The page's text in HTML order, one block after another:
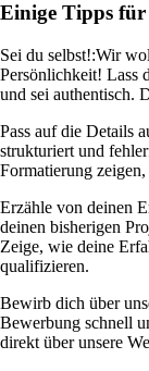
Einige Tipps für
Sei du selbst!:Wir
Persönlichkeit! Lass
und sei authentisch.
Pass auf die Details
strukturiert und
Formatierung
Erzähle von deinen
deinen bisherigen
Zeige, wie deine
qualifizieren.
Bewirb dich über
Bewerbung schnell
direkt über unsere